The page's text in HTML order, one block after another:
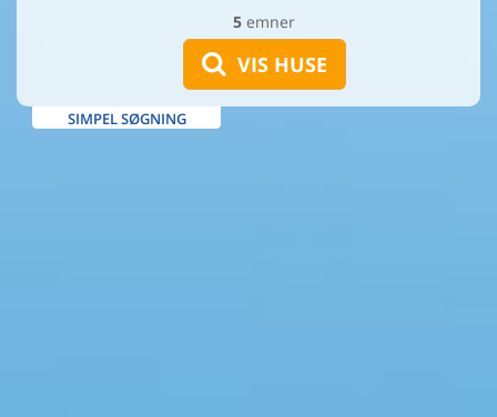
5 emner
VIS HUSE
SIMPEL SØGNING